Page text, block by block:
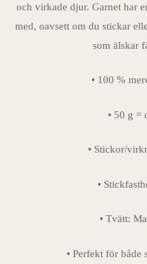
och virkade djur. Garnet har
med, oavsett om du stickar
som älskar
• 100 %
• 50 g =
• Stickor/
•
• Tvätt:
• Perfekt för